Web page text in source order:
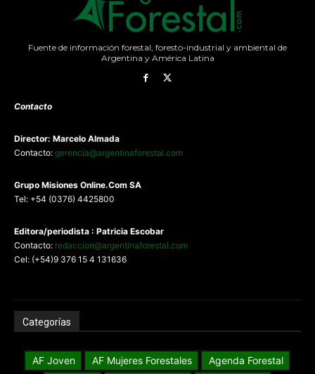
Fuente de información forestal, foresto-industrial y ambiental de
Argentina y América Latina
Contacto
Director: Marcelo Almada
Contacto: gerencia@argentinaforestal.com
Grupo Misiones Online.Com SA
Tel: +54 (0376) 4425800
Editora/periodista : Patricia Escobar
Contacto: redaccion@argentinaforestal.com
Cel: (+54)9 376 15 4 131636
Categorías
AF Joven AF Mujeres Forestales
Agenda Forestal